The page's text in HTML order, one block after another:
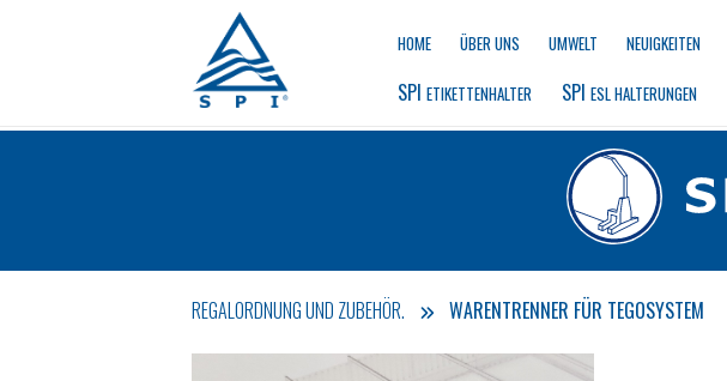
HOME ÜBER UNS UMWELT NEUIGKEITEN
SPI ETIKETTENHALTER SPI ESL HALTERUNGEN
REGALORDNUNG UND ZUBEHÖR. WARENTRENNER FÜR TEGOSYSTEM